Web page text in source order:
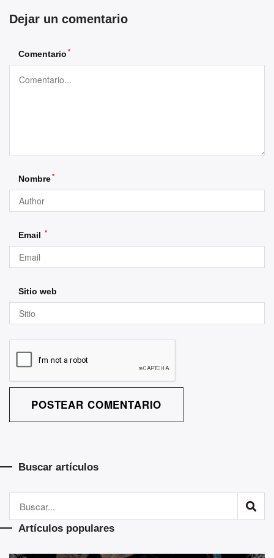
Dejar un comentario
Comentario *
Nombre*
Email *
Sitio web
e
n
t
Buscar artículos
Artículos populares